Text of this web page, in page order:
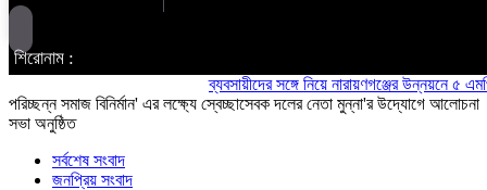
শিরোনাম :
ব্যবসায়ীদের সঙ্গে নিয়ে নারায়ণগঞ্জের উন্নয়নে ৫ এমপির
পরিচ্ছন্ন সমাজ বিনির্মান' এর লক্ষ্যে স্বেচ্ছাসেবক দলের নেতা মুন্না'র উদ্যোগে আলোচনা
সভা অনুষ্ঠিত
সর্বশেষ সংবাদ
জনপ্রিয় সংবাদ